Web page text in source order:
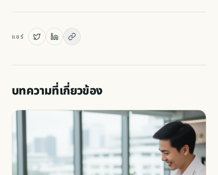
แชร์
บทความที่เกี่ยวข้อง